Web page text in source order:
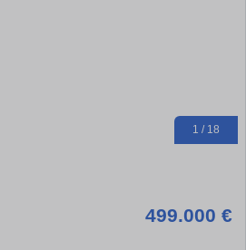
1 / 18
499.000 €